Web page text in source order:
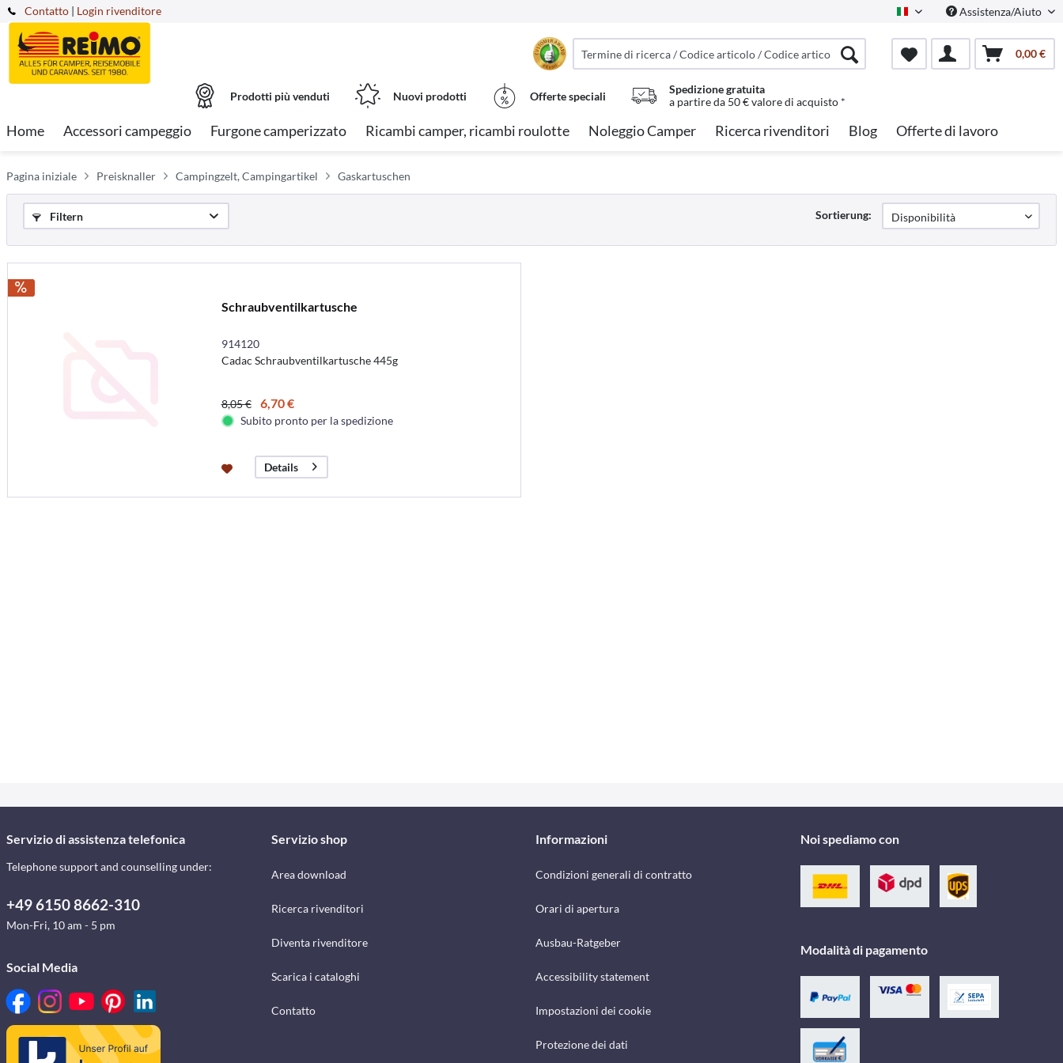
Contatto Italian Assistenza/Aiuto
| Login rivenditore
0,00 €
Prodotti più venduti Nuovi prodotti Offerte speciali
Spedizione gratuita
a partire da 50 € valore di acquisto *
Home Accessori campeggio Furgone camperizzato Ricambi camper, ricambi roulotte Noleggio Camper Ricerca rivenditori Blog Offerte di lavoro
Pagina iniziale Preisknaller Campingzelt, Campingartikel Gaskartuschen
Filtern Sortierung:
Schraubventilkartusche
914120
Cadac Schraubventilkartusche 445g
8,05 € 6,70 €
Subito pronto per la spedizione
Details
Servizio di assistenza telefonica
Telephone support and counselling under:
+49 6150 8662-310
Mon-Fri, 10 am - 5 pm
Social Media
Servizio shop
Area download
Ricerca rivenditori
Diventa rivenditore
Scarica i cataloghi
Contatto
Informazioni
Condizioni generali di contratto
Orari di apertura
Ausbau-Ratgeber
Accessibility statement
Impostazioni dei cookie
Protezione dei dati
Noi spediamo con
Modalità di pagamento